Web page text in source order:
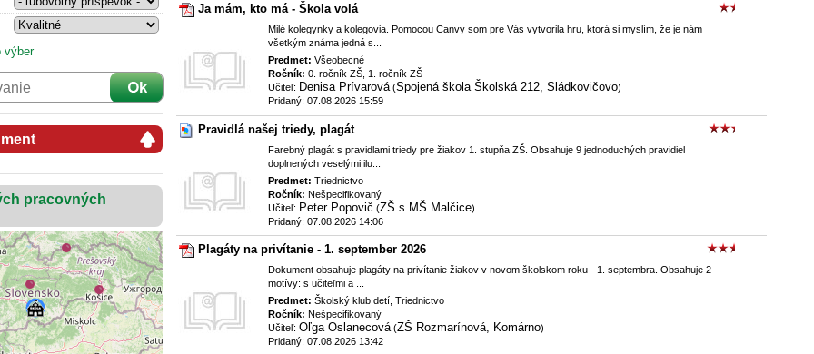
výber
pracovných
Ja mám, kto má - Škola volá
Milé kolegynky a kolegovia. Pomocou Canvy som pre Vás vytvorila hru, ktorá si myslím, že je nám
všetkým známa jedná s...
Predmet: Všeobecné
Ročník: 0. ročník ZŠ, 1. ročník ZŠ
Učiteľ: Denisa Prívarová (Spojená škola Školská 212, Sládkovičovo)
Pridaný: 07.08.2026 15:59
Pravidlá našej triedy, plagát
Farebný plagát s pravidlami triedy pre žiakov 1. stupňa ZŠ. Obsahuje 9 jednoduchých pravidiel
doplnených veselými ilu...
Predmet: Triednictvo
Ročník: Nešpecifikovaný
Učiteľ: Peter Popovič (ZŠ s MŠ Malčice)
Pridaný: 07.08.2026 14:06
Plagáty na privítanie - 1. september 2026
Dokument obsahuje plagáty na privítanie žiakov v novom školskom roku - 1. septembra. Obsahuje 2
motívy: s učiteľmi a ...
Predmet: Školský klub detí, Triednictvo
Ročník: Nešpecifikovaný
Učiteľ: Oľga Oslanecová (ZŠ Rozmarínová, Komárno)
Pridaný: 07.08.2026 13:42